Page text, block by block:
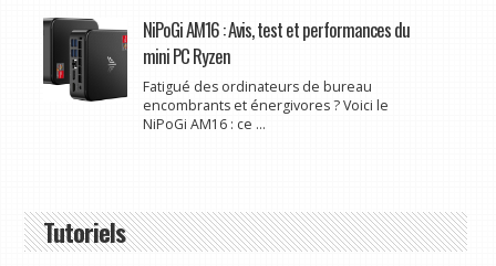
NiPoGi AM16 : Avis, test et performances du
mini PC Ryzen
Fatigué des ordinateurs de bureau
encombrants et énergivores ? Voici le
NiPoGi AM16 : ce ...
Tutoriels